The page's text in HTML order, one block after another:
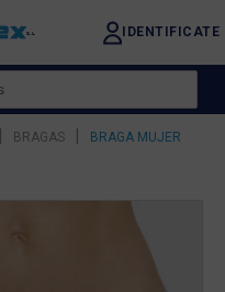
IDENTIFICATE
| BRAGAS |
BRAGA MUJER